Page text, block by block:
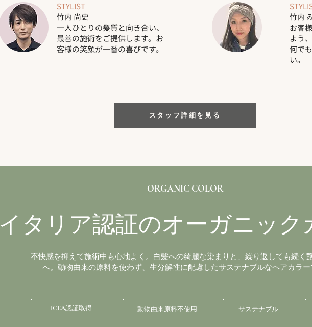
STYLIST
竹内 尚史
一人ひとりの髪質と向き合い、
最善の施術をご提供します。お
客様の笑顔が一番の喜びです。
竹内
お客
よう
何で
い。
スタッフ詳細を見る
ORGANIC COLOR
イタリア認証のオーガニック
不快感を抑えて施術中も心地よく。白髪への綺麗な染まりと、繰り返しても続く
へ。動物由来の原料を使わず、生分解性に配慮したサステナブルなヘアカラー
ICEA認証取得 動物由来原料不使用 サステナブル